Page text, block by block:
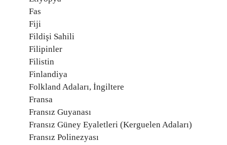
Fas
Fiji
Fildişi Sahili
Filipinler
Filistin
Finlandiya
Folkland Adaları, İngiltere
Fransa
Fransız Guyanası
Fransız Güney Eyaletleri (Kerguelen Adaları)
Fransız Polinezyası